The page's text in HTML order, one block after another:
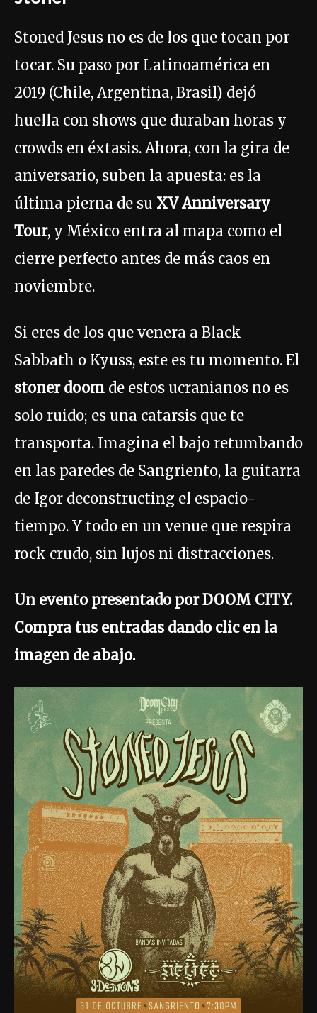
Stoned Jesus no es de los que tocan por
tocar. Su paso por Latinoamérica en
2019 (Chile, Argentina, Brasil) dejó
huella con shows que duraban horas y
crowds en éxtasis. Ahora, con la gira de
aniversario, suben la apuesta: es la
última pierna de su XV Anniversary
Tour, y México entra al mapa como el
cierre perfecto antes de más caos en
noviembre.
Si eres de los que venera a Black
Sabbath o Kyuss, este es tu momento. El
stoner doom de estos ucranianos no es
solo ruido; es una catarsis que te
transporta. Imagina el bajo retumbando
en las paredes de Sangriento, la guitarra
de Igor deconstructing el espacio-
tiempo. Y todo en un venue que respira
rock crudo, sin lujos ni distracciones.
Un evento presentado por DOOM CITY.
Compra tus entradas dando clic en la
imagen de abajo.